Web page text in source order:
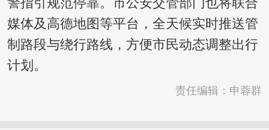
警指引规范停靠。市公安交管部门也将联合
媒体及高德地图等平台，全天候实时推送管
制路段与绕行路线，方便市民动态调整出行
计划。
责任编辑：申蓉群